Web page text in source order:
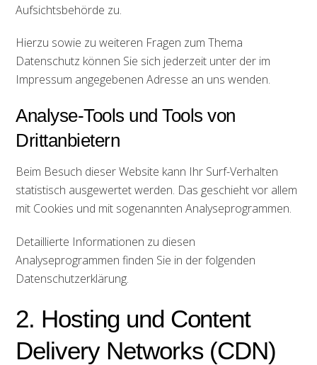
Aufsichtsbehörde zu.
Hierzu sowie zu weiteren Fragen zum Thema
Datenschutz können Sie sich jederzeit unter der im
Impressum angegebenen Adresse an uns wenden.
Analyse-Tools und Tools von
Drittanbietern
Beim Besuch dieser Website kann Ihr Surf-Verhalten
statistisch ausgewertet werden. Das geschieht vor allem
mit Cookies und mit sogenannten Analyseprogrammen.
Detaillierte Informationen zu diesen
Analyseprogrammen finden Sie in der folgenden
Datenschutzerklärung.
2. Hosting und Content
Delivery Networks (CDN)